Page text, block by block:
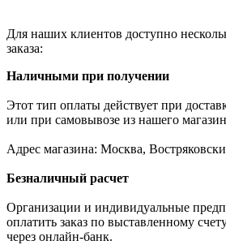
Для наших клиентов доступно
заказа:
Наличными при получении
Этот тип оплаты действует при
или при самовывозе из нашего
Адрес магазина: Москва,
Безналичный расчет
Организации и индивидуальные
оплатить заказ по выставленному
через онлайн-банк.